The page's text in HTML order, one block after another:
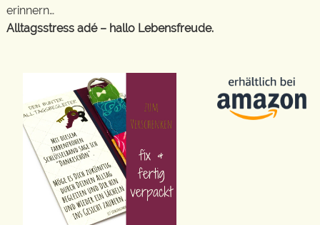
erinnern…
Alltagsstress adé – hallo Lebensfreude.